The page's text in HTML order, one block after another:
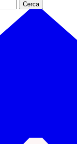
Cerca